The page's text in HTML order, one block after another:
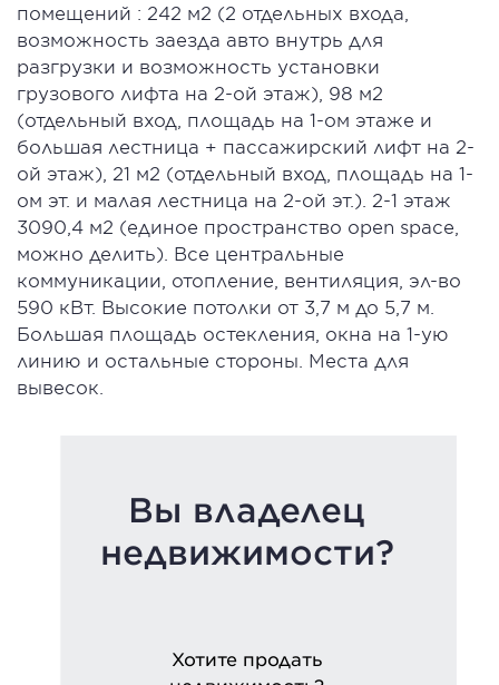
помещений : 242 м2 (2 отдельных входа,
возможность заезда авто внутрь для
разгрузки и возможность установки
грузового лифта на 2-ой этаж), 98 м2
(отдельный вход, площадь на 1-ом этаже и
большая лестница + пассажирский лифт на 2-
ой этаж), 21 м2 (отдельный вход, площадь на 1-
ом эт. и малая лестница на 2-ой эт.). 2-1 этаж
3090,4 м2 (единое пространство open space,
можно делить). Все центральные
коммуникации, отопление, вентиляция, эл-во
590 кВт. Высокие потолки от 3,7 м до 5,7 м.
Большая площадь остекления, окна на 1-ую
линию и остальные стороны. Места для
вывесок.
Вы владелец
недвижимости?
Хотите продать